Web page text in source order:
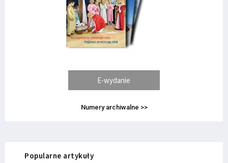
E-wydanie
Numery archiwalne >>
Popularne artykuły